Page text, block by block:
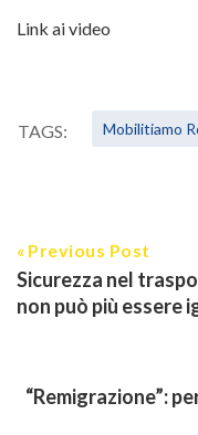
Link ai video
TAGS: Mobilitiamo
Previous Post
Sicurezza nel
non può più essere
“Remigrazione”: